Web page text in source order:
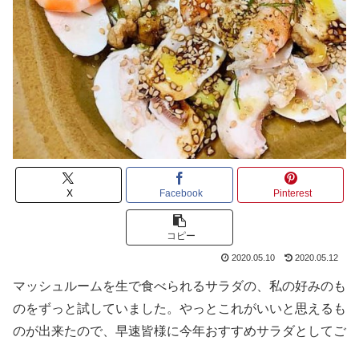
X Facebook Pinterest
コピー
2020.05.10 2020.05.12
マッシュルームを生で食べられるサラダの、私の好みのも
のをずっと試していました。やっとこれがいいと思えるも
のが出来たので、早速皆様に今年おすすめサラダとしてご